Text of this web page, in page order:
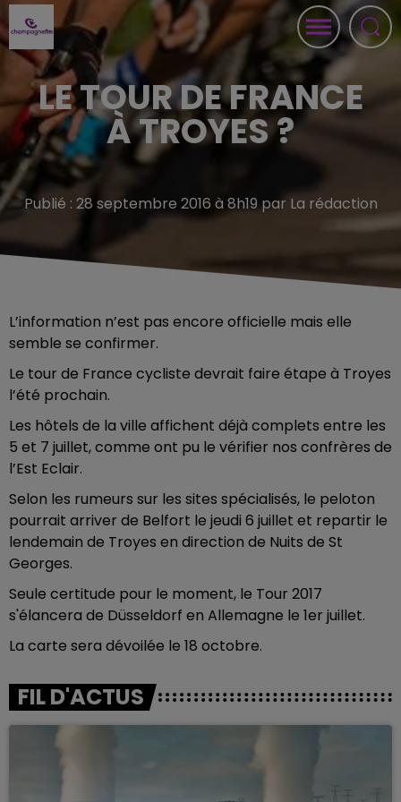
LE TOUR DE FRANCE
À TROYES ?
Publié : 28 septembre 2016 à 8h19 par La rédaction
L’information n’est pas encore officielle mais elle
semble se confirmer.
Le tour de France cycliste devrait faire étape à Troyes
l’été prochain.
Les hôtels de la ville affichent déjà complets entre les
5 et 7 juillet, comme ont pu le vérifier nos confrères de
l’Est Eclair.
Selon les rumeurs sur les sites spécialisés, le peloton
pourrait arriver de Belfort le jeudi 6 juillet et repartir le
lendemain de Troyes en direction de Nuits de St
Georges.
Seule certitude pour le moment, le Tour 2017
s'élancera de Düsseldorf en Allemagne le 1er juillet.
La carte sera dévoilée le 18 octobre.
FIL D'ACTUS